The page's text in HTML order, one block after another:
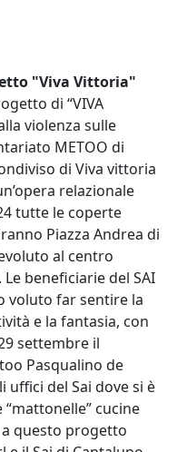
"Viva Vittoria"
di “VIVA
violenza sulle
METOO di
di Viva vittoria
relazionale
tutte le coperte
Piazza Andrea di
al centro
Le beneficiarie del SAI
voluto far sentire la
e la fantasia, con
settembre il
Pasqualino de
del Sai dove si è
cucine
questo progetto